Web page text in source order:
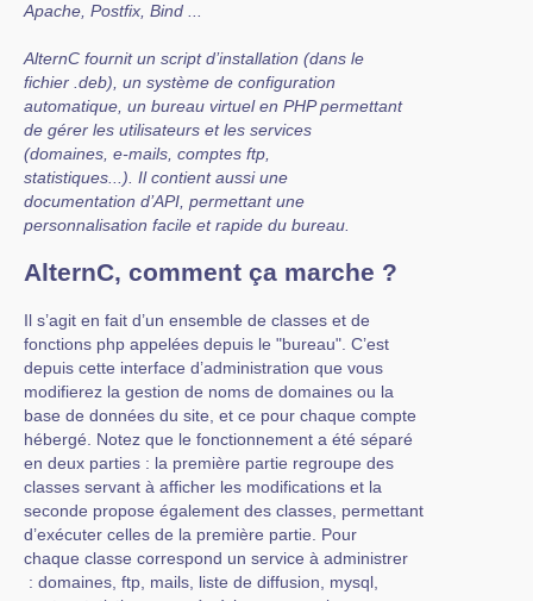
Apache, Postfix, Bind ...
AlternC fournit un script d’installation (dans le
fichier .deb), un système de configuration
automatique, un bureau virtuel en PHP permettant
de gérer les utilisateurs et les services
(domaines, e-mails, comptes ftp,
statistiques...). Il contient aussi une
documentation d’API, permettant une
personnalisation facile et rapide du bureau.
AlternC, comment ça marche ?
Il s’agit en fait d’un ensemble de classes et de
fonctions php appelées depuis le "bureau". C’est
depuis cette interface d’administration que vous
modifierez la gestion de noms de domaines ou la
base de données du site, et ce pour chaque compte
hébergé. Notez que le fonctionnement a été séparé
en deux parties : la première partie regroupe des
classes servant à afficher les modifications et la
seconde propose également des classes, permettant
d’exécuter celles de la première partie. Pour
chaque classe correspond un service à administrer
: domaines, ftp, mails, liste de diffusion, mysql,